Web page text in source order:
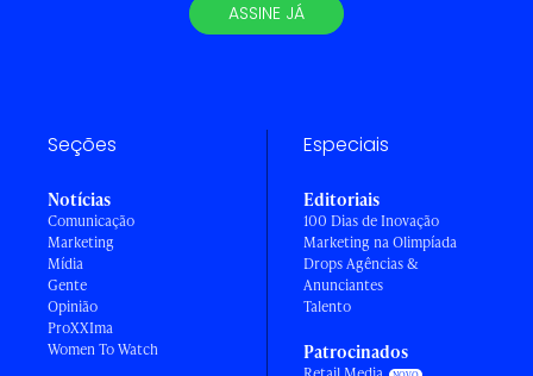
ASSINE JÁ
Seções
Notícias
Comunicação
Marketing
Mídia
Gente
Opinião
ProXXIma
Women To Watch
Especiais
Editoriais
100 Dias de Inovação
Marketing na Olimpíada
Drops Agências &
Anunciantes
Talento
Patrocinados